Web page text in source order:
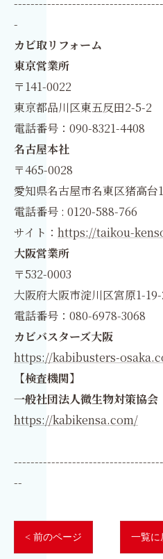
-
カビ取リフォーム
東京営業所
〒141-0022
東京都品川区東五反田2-5-2
電話番号：090-8321-4408
名古屋本社
〒465-0028
愛知県名古屋市名東区猪高
電話番号 : 0120-588-766
サイト： https://taikou-
大阪営業所
〒532-0003
大阪府大阪市淀川区宮原1-
電話番号：080-6978-3068
カビバスターズ大阪
https://kabibusters-
【検査機関】
一般社団法人微生物対策協会
https://kabikensa.com/
--
< 前のページ 一覧に